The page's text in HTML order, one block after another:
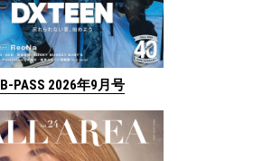
B-PASS 2026年9月号